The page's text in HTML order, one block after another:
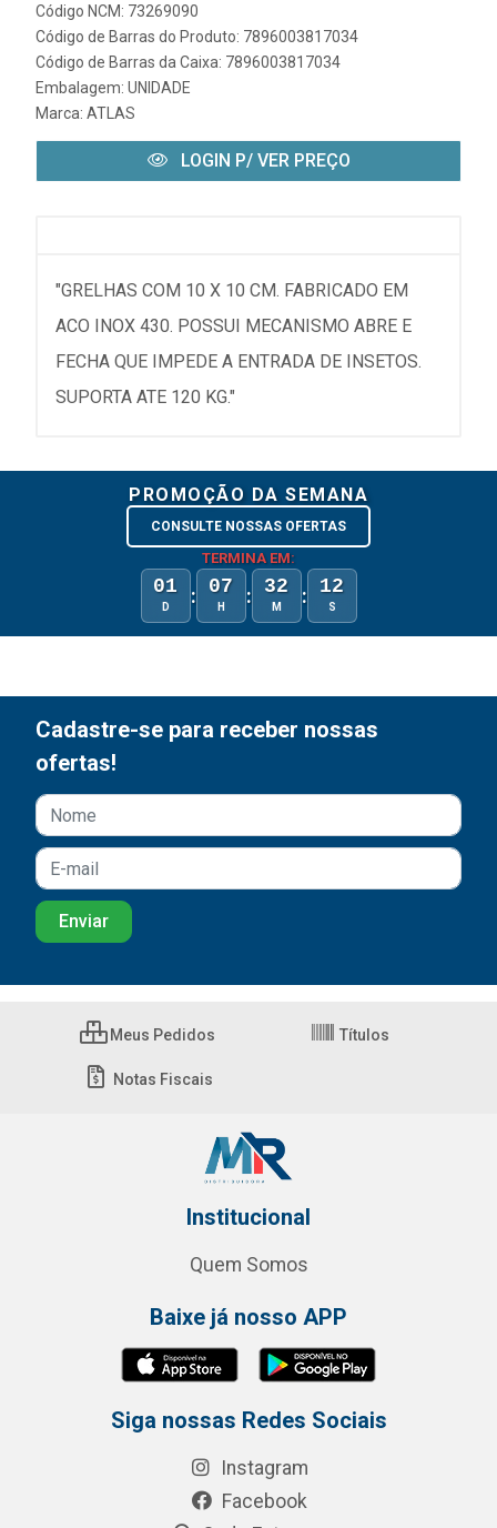
Código NCM: 73269090
Código de Barras do Produto: 7896003817034
Código de Barras da Caixa: 7896003817034
Embalagem: UNIDADE
Marca: ATLAS
LOGIN P/ VER PREÇO
"GRELHAS COM 10 X 10 CM. FABRICADO EM
ACO INOX 430. POSSUI MECANISMO ABRE E
FECHA QUE IMPEDE A ENTRADA DE INSETOS.
SUPORTA ATE 120 KG."
PROMOÇÃO DA SEMANA
CONSULTE NOSSAS OFERTAS
TERMINA EM:
01
D : 07
H : 32
M : 12
S
Cadastre-se para receber nossas
ofertas!
Meus Pedidos Títulos
Notas Fiscais
Institucional
Quem Somos
Baixe já nosso APP
Siga nossas Redes Sociais
Instagram
Facebook